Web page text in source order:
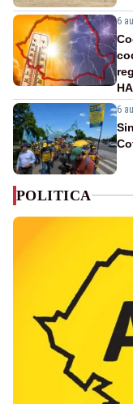
6
6
POLITICA